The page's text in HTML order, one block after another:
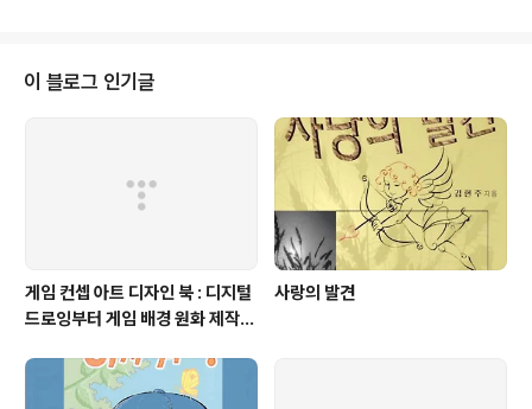
은 사람들에게 피드백을 받을 수 있고 자신의 그림을 노출시킬 수 있습니다. -자
신의 할 일을 전파하고 다님 자신의 주변 지인들에게 해야 될 일을 지키지 않았..
이 블로그 인기글
게임 컨셉 아트 디자인 북 : 디지털
드로잉부터 게임 배경 원화 제작까
사랑의 발견